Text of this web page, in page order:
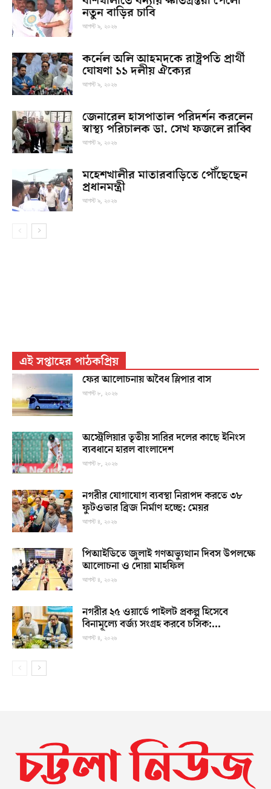
নতুন বাড়ির চাবি
আগস্ট ৯, ২০২৬
কর্নেল অলি আহমদকে রাষ্ট্রপতি প্রার্থী
ঘোষণা ১১ দলীয় ঐক্যের
আগস্ট ৯, ২০২৬
জেনারেল হাসপাতাল পরিদর্শন করলেন
স্বাস্থ্য পরিচালক ডা. সেখ ফজলে রাব্বি
আগস্ট ৯, ২০২৬
মহেশখালীর মাতারবাড়িতে পৌঁছেছেন
প্রধানমন্ত্রী
আগস্ট ৯, ২০২৬
এই সপ্তাহের পাঠকপ্রিয়
ফের আলোচনায় অবৈধ স্লিপার বাস
আগস্ট ৮, ২০২৬
অস্ট্রেলিয়ার তৃতীয় সারির দলের কাছে ইনিংস
ব্যবধানে হারল বাংলাদেশ
আগস্ট ৮, ২০২৬
নগরীর যোগাযোগ ব্যবস্থা নিরাপদ করতে ৩৮
ফুটওভার ব্রিজ নির্মাণ হচ্ছে: মেয়র
আগস্ট ৪, ২০২৬
পিআইডিতে জুলাই গণঅভ্যুত্থান দিবস উপলক্ষে
আলোচনা ও দোয়া মাহফিল
আগস্ট ৪, ২০২৬
নগরীর ২৫ ওয়ার্ডে পাইলট প্রকল্প হিসেবে
বিনামূল্যে বর্জ্য সংগ্রহ করবে চসিক:...
আগস্ট ৪, ২০২৬